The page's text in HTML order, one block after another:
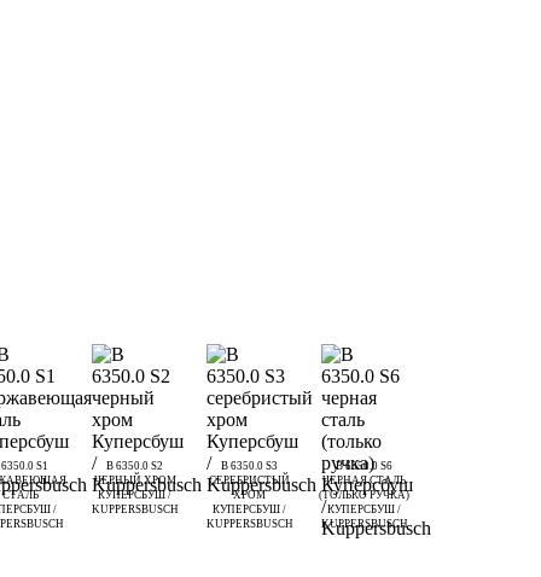
S1
СТАЛЬ
/
B 6350.0 S2
ЧЕРНЫЙ ХРОМ
КУПЕРСБУШ /
KUPPERSBUSCH
B 6350.0 S3
СЕРЕБРИСТЫЙ
ХРОМ
КУПЕРСБУШ /
KUPPERSBUSCH
B 6350.0 S6
ЧЕРНАЯ СТАЛЬ
(ТОЛЬКО РУЧКА)
КУПЕРСБУШ /
KUPPERSBUSCH